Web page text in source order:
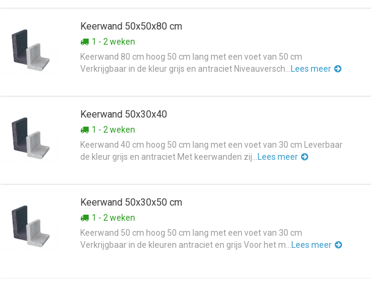
Keerwand 50x50x80 cm
1 - 2 weken
Keerwand 80 cm hoog 50 cm lang met een voet van 50 cm
Verkrijgbaar in de kleur grijs en antraciet Niveauversch...Lees meer
Keerwand 50x30x40
1 - 2 weken
Keerwand 40 cm hoog 50 cm lang met een voet van 30 cm Leverbaar
de kleur grijs en antraciet Met keerwanden zij...Lees meer
Keerwand 50x30x50 cm
1 - 2 weken
Keerwand 50 cm hoog 50 cm lang met een voet van 30 cm
Verkrijgbaar in de kleuren antraciet en grijs Voor het m...Lees meer